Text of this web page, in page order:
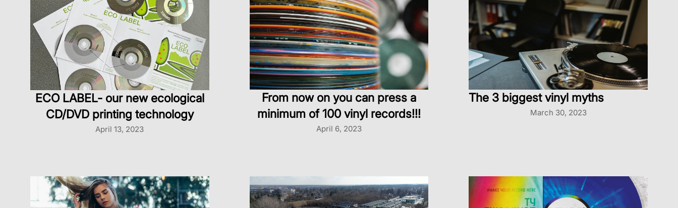
ECO LABEL- our new ecological
CD/DVD printing technology
April 13, 2023
From now on you can press a
minimum of 100 vinyl records!!!
April 6, 2023
The 3 biggest vinyl myths
March 30, 2023